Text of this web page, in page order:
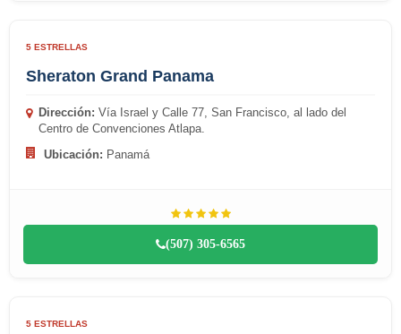
5 ESTRELLAS
Sheraton Grand Panama
Dirección: Vía Israel y Calle 77, San Francisco, al lado del
Centro de Convenciones Atlapa.
Ubicación: Panamá
(507) 305-6565
5 ESTRELLAS